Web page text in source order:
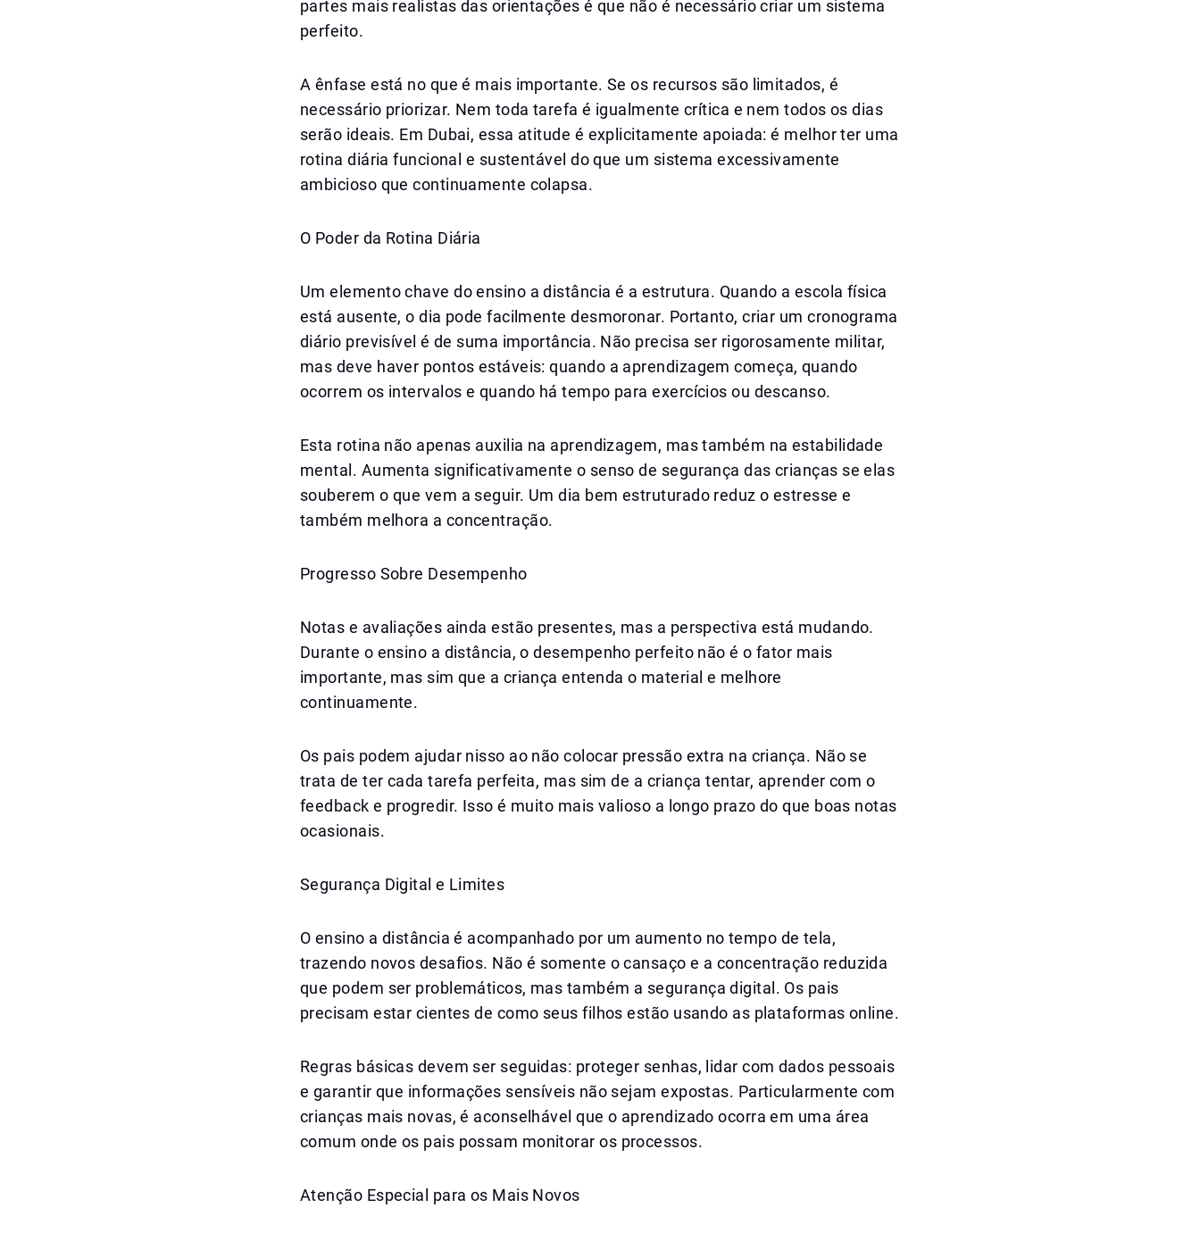
partes mais realistas das orientações é que não é necessário criar um sistema
perfeito.
A ênfase está no que é mais importante. Se os recursos são limitados, é
necessário priorizar. Nem toda tarefa é igualmente crítica e nem todos os dias
serão ideais. Em Dubai, essa atitude é explicitamente apoiada: é melhor ter uma
rotina diária funcional e sustentável do que um sistema excessivamente
ambicioso que continuamente colapsa.
O Poder da Rotina Diária
Um elemento chave do ensino a distância é a estrutura. Quando a escola física
está ausente, o dia pode facilmente desmoronar. Portanto, criar um cronograma
diário previsível é de suma importância. Não precisa ser rigorosamente militar,
mas deve haver pontos estáveis: quando a aprendizagem começa, quando
ocorrem os intervalos e quando há tempo para exercícios ou descanso.
Esta rotina não apenas auxilia na aprendizagem, mas também na estabilidade
mental. Aumenta significativamente o senso de segurança das crianças se elas
souberem o que vem a seguir. Um dia bem estruturado reduz o estresse e
também melhora a concentração.
Progresso Sobre Desempenho
Notas e avaliações ainda estão presentes, mas a perspectiva está mudando.
Durante o ensino a distância, o desempenho perfeito não é o fator mais
importante, mas sim que a criança entenda o material e melhore
continuamente.
Os pais podem ajudar nisso ao não colocar pressão extra na criança. Não se
trata de ter cada tarefa perfeita, mas sim de a criança tentar, aprender com o
feedback e progredir. Isso é muito mais valioso a longo prazo do que boas notas
ocasionais.
Segurança Digital e Limites
O ensino a distância é acompanhado por um aumento no tempo de tela,
trazendo novos desafios. Não é somente o cansaço e a concentração reduzida
que podem ser problemáticos, mas também a segurança digital. Os pais
precisam estar cientes de como seus filhos estão usando as plataformas online.
Regras básicas devem ser seguidas: proteger senhas, lidar com dados pessoais
e garantir que informações sensíveis não sejam expostas. Particularmente com
crianças mais novas, é aconselhável que o aprendizado ocorra em uma área
comum onde os pais possam monitorar os processos.
Atenção Especial para os Mais Novos